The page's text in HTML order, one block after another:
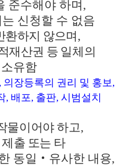
준수해야 하며 ,
신청할 수 없음
환하지 않으며 ,
재산권 등 일체의
유함
의장등록의 권리 및 홍보 ,
, 배포, 출판, 시범설치
물이어야 하고,
출 또는 타
동일 ‧ 유사한 내용,